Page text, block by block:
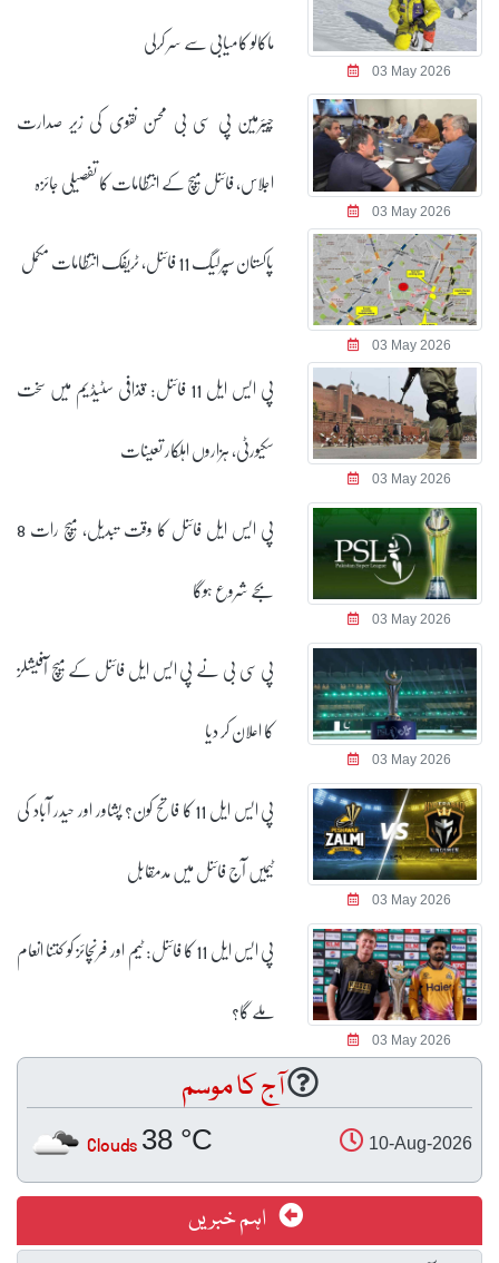
03 May 2026
ماکالو کامیابی سے سر کرلی
03 May 2026
چیئرمین پی سی بی محسن نقوی کی زیر صدارت
اجلاس، فائنل میچ کے انتظامات کا تفصیلی جائزہ
03 May 2026
پاکستان سپرلیگ 11 فائنل، ٹریفک انتظامات مکمل
03 May 2026
پی ایس ایل 11 فائنل: قذافی سٹیڈیم میں سخت
سکیورٹی، ہزاروں اہلکار تعینات
03 May 2026
پی ایس ایل فائنل کا وقت تبدیل، میچ رات 8
بجے شروع ہوگا
03 May 2026
پی سی بی نے پی ایس ایل فائنل کے میچ آفیشلز
کا اعلان کر دیا
03 May 2026
پی ایس ایل 11 کا فاتح کون؟ پشاور اور حیدر آباد کی
ٹیمیں آج فائنل میں مدمقابل
03 May 2026
پی ایس ایل 11 کا فائنل: ٹیم اور فرنچائز کو کتنا انعام
ملے گا؟
آج کا موسم
10-Aug-2026
38 °C
Clouds
اہم خبریں